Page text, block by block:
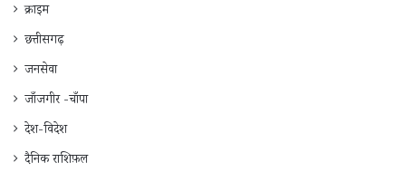
क्राइम
छत्तीसगढ़
जनसेवा
जाँजगीर -चाँपा
देश-विदेश
दैनिक राशिफ़ल